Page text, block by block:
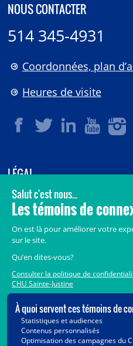
NOUS CONTACTER
514 345-4931
Coordonnées, plan
Heures de visite
LÉGAL
© 2006-2026CHU Sainte-Justine.
Tous droits réservés.
Accès aux documents des